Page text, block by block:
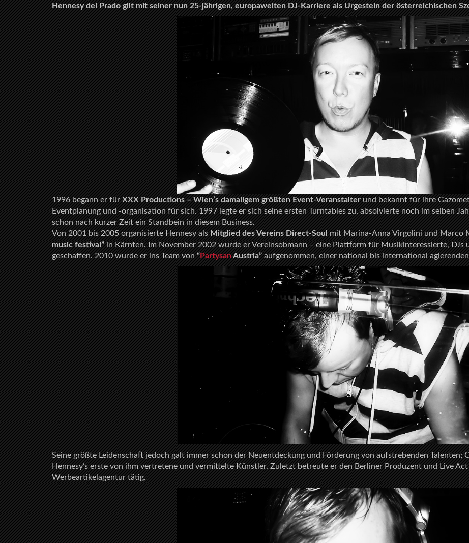
Hennesy del Prado gilt mit seiner nun 25-jährigen, europaweiten DJ-Karriere als Urgestein der österreichischen
1996 begann er fürXXX Productions – Wien’s damaligem größten Event-Veranstalterund bekannt für ihre
Eventplanung und -organisation für sich. 1997 legte er sich seine ersten Turntables zu, absolvierte noch im selben
schon nach kurzer Zeit ein Standbein in diesem Business.
Von 2001 bis 2005 organisierte Hennesy alsMitglied des Vereins Direct-Soulmit Marina-Anna Virgolini und Marco
music festival”in Kärnten. Im November 2002 wurde er Vereinsobmann – eine Plattform für Musikinteressierte,
geschaffen. 2010 wurde er ins Team von“PartysanAustria”aufgenommen, einer national bis international
Seine größte Leidenschaft jedoch galt immer schon der Neuentdeckung und Förderung von aufstrebenden Talenten;
Hennesy’s erste von ihm vertretene und vermittelte Künstler. Zuletzt betreute er den Berliner Produzent und Live
Werbeartikelagentur tätig.